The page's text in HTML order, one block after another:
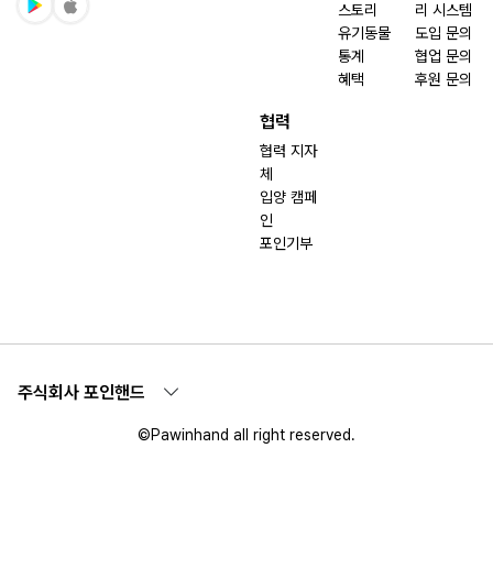
스토리
유기동물
통계
혜택
리 시스템
도입 문의
협업 문의
후원 문의
협력
협력 지자
체
입양 캠페
인
포인기부
주식회사 포인핸드
©Pawinhand all right reserved.